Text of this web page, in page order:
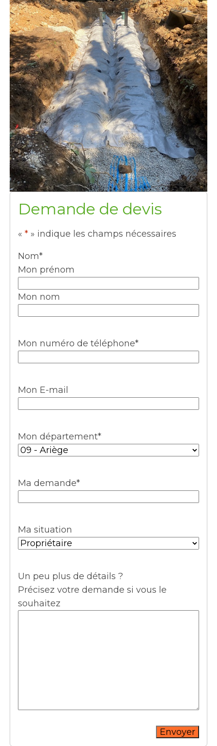
Demande de devis
« * » indique les champs nécessaires
Nom*
Mon prénom
Mon nom
Mon numéro de téléphone*
Mon E-mail
Mon département*
Ma demande*
Ma situation
Un peu plus de détails ?
Précisez votre demande si vous le
souhaitez
Envoyer